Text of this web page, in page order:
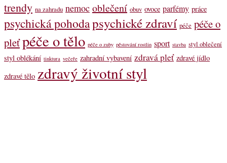
trendy na zahradu nemoc oblečení obuv ovoce parfémy práce
psychická pohodapsychické zdraví péče péče o
pleťpéče o tělo péče o zuby pěstování rostlin sport stavba styl oblečení
styl oblékání tinktura večeře zahradní vybavení zdravá pleť zdravé jídlo
zdravé tělo zdravý životní styl